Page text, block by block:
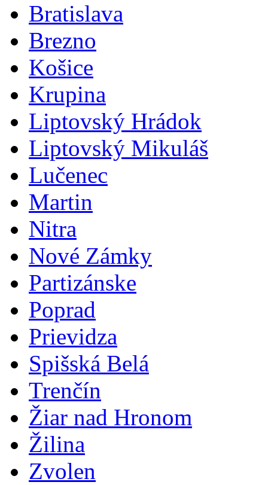
Bratislava
Brezno
Košice
Krupina
Liptovský Hrádok
Liptovský Mikuláš
Lučenec
Martin
Nitra
Nové Zámky
Partizánske
Poprad
Prievidza
Spišská Belá
Trenčín
Žiar nad Hronom
Žilina
Zvolen